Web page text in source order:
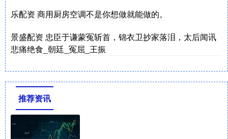
乐配资 商用厨房空调不是你想做就能做的。
景盛配资 忠臣于谦蒙冤斩首，锦衣卫抄家落泪，太后闻讯
悲痛绝食_朝廷_冤屈_王振
推荐资讯